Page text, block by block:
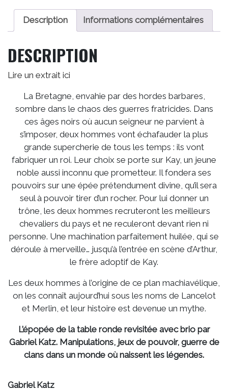
Excaliber
:
des
Rois
Description Informations complémentaires
DESCRIPTION
Lire un extrait ici
La Bretagne, envahie par des hordes barbares,
sombre dans le chaos des guerres fratricides. Dans
ces âges noirs où aucun seigneur ne parvient à
s’imposer, deux hommes vont échafauder la plus
grande supercherie de tous les temps : ils vont
fabriquer un roi. Leur choix se porte sur Kay, un jeune
noble aussi inconnu que prometteur. Il fondera ses
pouvoirs sur une épée prétendument divine, qu’il sera
seul à pouvoir tirer d’un rocher. Pour lui donner un
trône, les deux hommes recruteront les meilleurs
chevaliers du pays et ne reculeront devant rien ni
personne. Une machination parfaitement huilée, qui se
déroule à merveille… jusqu’à l’entrée en scène d’Arthur,
le frère adoptif de Kay.
Les deux hommes à l’origine de ce plan machiavélique,
on les connaît aujourd’hui sous les noms de Lancelot
et Merlin, et leur histoire est devenue un mythe.
L’épopée de la table ronde revisitée avec brio par
Gabriel Katz. Manipulations, jeux de pouvoir, guerre de
clans dans un monde où naissent les légendes.
Gabriel Katz